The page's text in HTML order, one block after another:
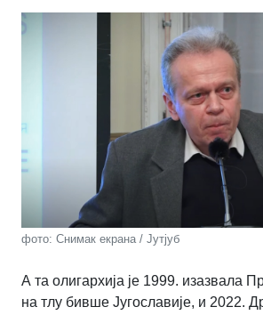
фото: Снимак екрана / Јутјуб
А та олигархија је 1999. изазвала
на тлу бивше Југославије, и 2022.